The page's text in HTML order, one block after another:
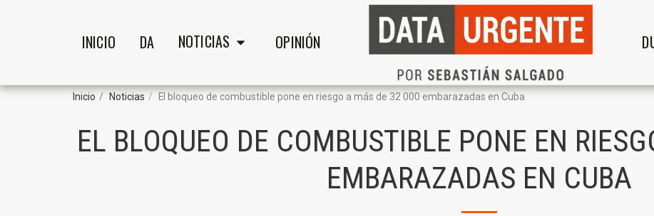
INICIO DA NOTICIAS OPINIÓN
Inicio Noticias El bloqueo de combustible pone en riesgo a más de 32 000 embarazadas en Cuba
EL BLOQUEO DE COMBUSTIBLE PONE EN
EMBARAZADAS EN CUBA